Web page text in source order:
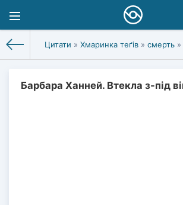
Цитати » Хмаринка теґів » смерть
Барбара Ханней. Втекла з-під